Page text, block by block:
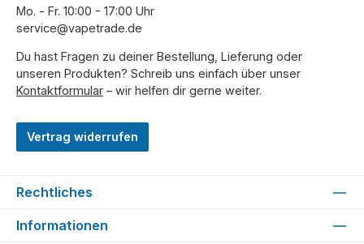
Mo. - Fr. 10:00 - 17:00 Uhr
service@vapetrade.de
Du hast Fragen zu deiner Bestellung, Lieferung oder
unseren Produkten? Schreib uns einfach über unser
Kontaktformular – wir helfen dir gerne weiter.
Vertrag widerrufen
Rechtliches
Informationen